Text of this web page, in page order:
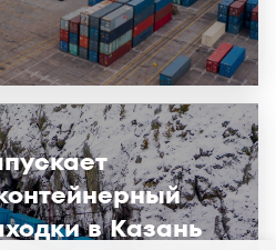
в Казань